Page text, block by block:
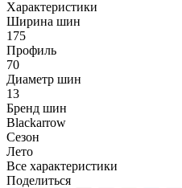
Характеристики
Ширина шин
175
Профиль
70
Диаметр шин
13
Бренд шин
Blackarrow
Сезон
Лето
Все характеристики
Поделиться